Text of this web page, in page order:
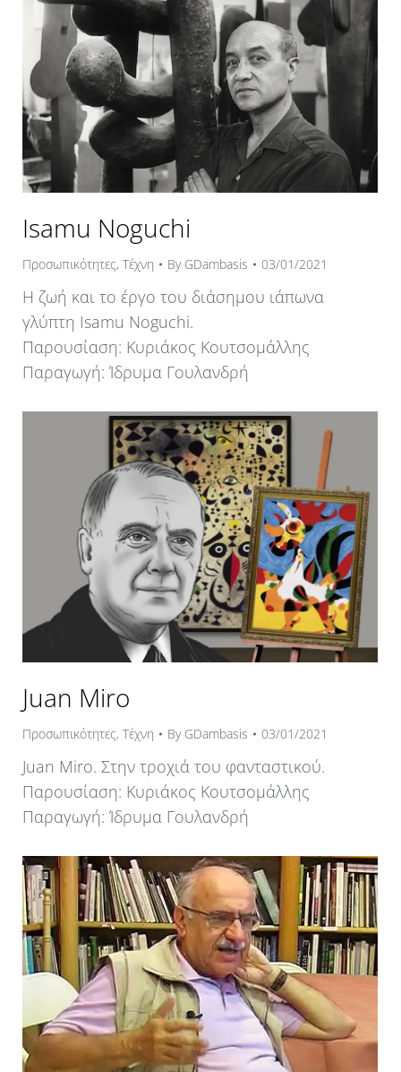
Isamu Noguchi
Προσωπικότητες, Τέχνη By GDambasis 03/01/2021
Η ζωή και το έργο του διάσημου ιάπωνα
γλύπτη Isamu Noguchi.
Παρουσίαση: Κυριάκος Κουτσομάλλης
Παραγωγή: Ίδρυμα Γουλανδρή
Juan Miro
Προσωπικότητες, Τέχνη By GDambasis 03/01/2021
Juan Miro. Στην τροχιά του φανταστικού.
Παρουσίαση: Κυριάκος Κουτσομάλλης
Παραγωγή: Ίδρυμα Γουλανδρή